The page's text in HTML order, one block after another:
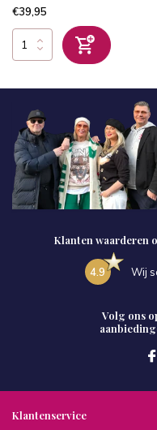
€39,95
Klanten waarderen
4.9 Wij
Volg ons
Klantenservice